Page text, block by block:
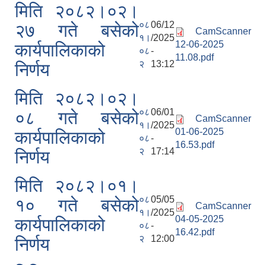
मिति २०८२।०२।
२७ गते बसेको
कार्यपालिकाको
निर्णय
०८
१।
०८
२
06/12
/2025
-
13:12
CamScanner
12-06-2025
11.08.pdf
मिति २०८२।०२।
०८ गते बसेको
कार्यपालिकाको
निर्णय
०८
१।
०८
२
06/01
/2025
-
17:14
CamScanner
01-06-2025
16.53.pdf
मिति २०८२।०१।
१० गते बसेको
कार्यपालिकाको
निर्णय
०८
१।
०८
२
05/05
/2025
-
12:00
CamScanner
04-05-2025
16.42.pdf